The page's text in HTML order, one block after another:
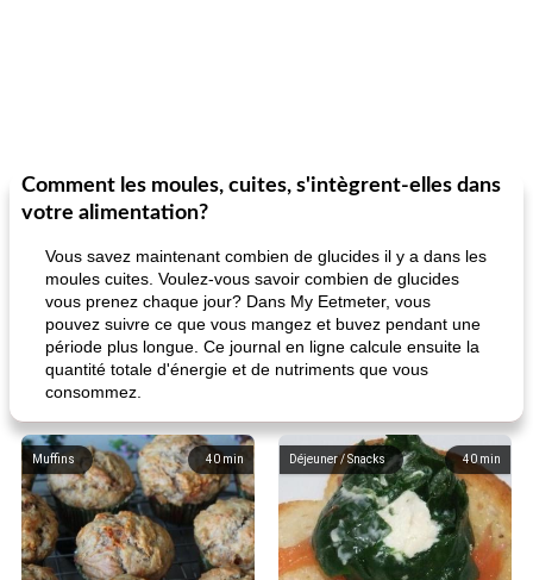
Comment les moules, cuites, s'intègrent-elles dans
votre alimentation?
Vous savez maintenant combien de glucides il y a dans les
moules cuites. Voulez-vous savoir combien de glucides
vous prenez chaque jour? Dans My Eetmeter, vous
pouvez suivre ce que vous mangez et buvez pendant une
période plus longue. Ce journal en ligne calcule ensuite la
quantité totale d'énergie et de nutriments que vous
consommez.
40 min
Muffins 40 min
Déjeuner / Snacks